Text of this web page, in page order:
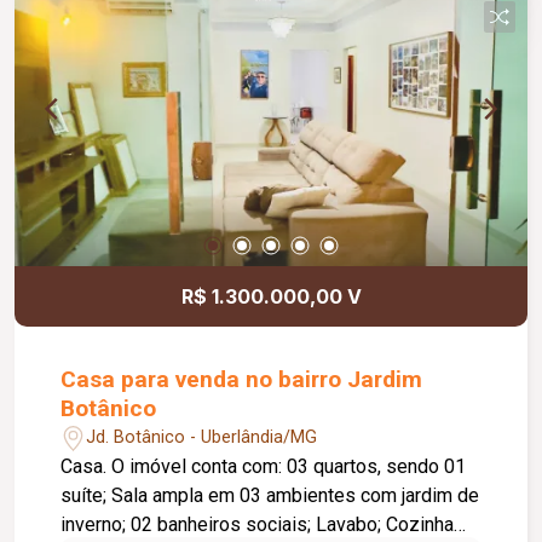
rotativo para aproximadamente 05 veículos e 05
motocicletas, área ajardinada e uma excelente
vista, criando um ambiente agradável para
clientes e colaboradores. Um espaço estratégico,
confortável e preparado para impulsionar o
crescimento do seu negócio.
R$ 1.300.000,00 V
Casa para venda no bairro Jardim
Botânico
Jd. Botânico - Uberlândia/MG
Casa. O imóvel conta com: 03 quartos, sendo 01
suíte; Sala ampla em 03 ambientes com jardim de
inverno; 02 banheiros sociais; Lavabo; Cozinha